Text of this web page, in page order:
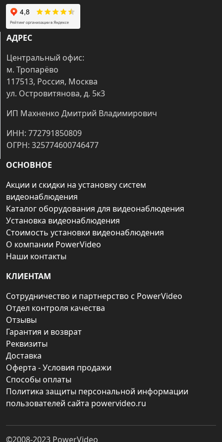
АДРЕС
Центральный офис:
м. Тропарёво
117513, Россия, Москва
ул. Островитянова, д. 5к3
ИП Махненко Дмитрий Владимирович
ИНН: 772791850809
ОГРН: 325774600746477
ОСНОВНОЕ
Акции и скидки на установку систем
видеонаблюдения
Каталог оборудования для видеонаблюдения
Установка видеонаблюдения
Стоимость установки видеонаблюдения
О компании PowerVideo
Наши контакты
КЛИЕНТАМ
Сотрудничество и партнерство с PowerVideo
Отдел контроля качества
Отзывы
Гарантия и возврат
Реквизиты
Доставка
Оферта - Условия продажи
Способы оплаты
Политика защиты персональной информации
пользователей сайта powervideo.ru
©2008-2023 PowerVideo